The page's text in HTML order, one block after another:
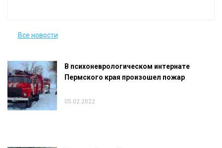
Все новости
В психоневрологическом интернате
Пермского края произошел пожар
05.02.2022